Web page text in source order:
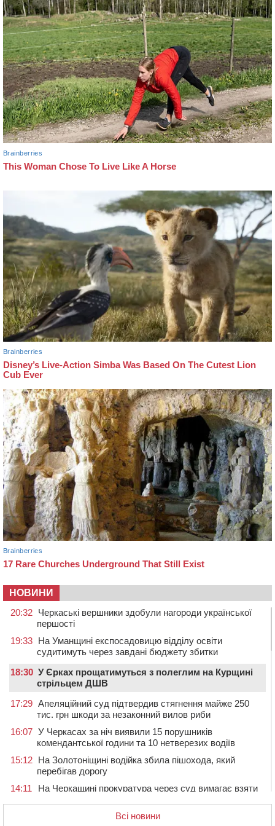
НОВИНИ
20:32 Черкаські вершники здобули нагороди української
першості
19:33 На Уманщині експосадовицю відділу освіти
судитимуть через завдані бюджету збитки
18:30 У Єрках прощатимуться з полеглим на Курщині
стрільцем ДШВ
17:29 Апеляційний суд підтвердив стягнення майже 250
тис. грн шкоди за незаконний вилов риби
16:07 У Черкасах за ніч виявили 15 порушників
комендантської години та 10 нетверезих водіїв
15:12 На Золотоніщині водійка збила пішохода, який
перебігав дорогу
14:11
На Черкащині прокуратура через суд вимагає взяти
У Смілі біля магазину під колесами вантажівки
Всі новини